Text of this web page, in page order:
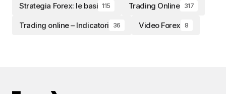
Strategia Forex: le basi 115 Trading Online 317
Trading online – Indicatori 36 Video Forex 8